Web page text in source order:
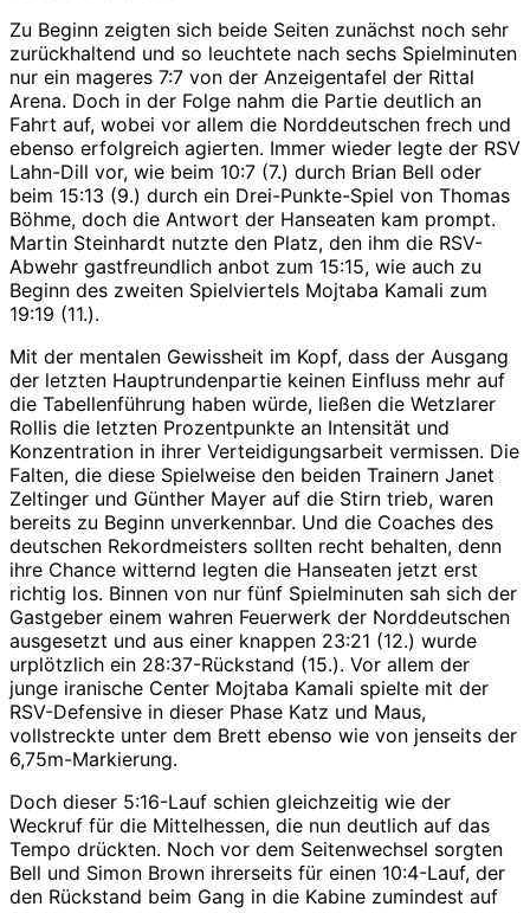
Zu Beginn zeigten sich beide Seiten zunächst noch sehr
zurückhaltend und so leuchtete nach sechs Spielminuten
nur ein mageres 7:7 von der Anzeigentafel der Rittal
Arena. Doch in der Folge nahm die Partie deutlich an
Fahrt auf, wobei vor allem die Norddeutschen frech und
ebenso erfolgreich agierten. Immer wieder legte der RSV
Lahn-Dill vor, wie beim 10:7 (7.) durch Brian Bell oder
beim 15:13 (9.) durch ein Drei-Punkte-Spiel von Thomas
Böhme, doch die Antwort der Hanseaten kam prompt.
Martin Steinhardt nutzte den Platz, den ihm die RSV-
Abwehr gastfreundlich anbot zum 15:15, wie auch zu
Beginn des zweiten Spielviertels Mojtaba Kamali zum
19:19 (11.).
Mit der mentalen Gewissheit im Kopf, dass der Ausgang
der letzten Hauptrundenpartie keinen Einfluss mehr auf
die Tabellenführung haben würde, ließen die Wetzlarer
Rollis die letzten Prozentpunkte an Intensität und
Konzentration in ihrer Verteidigungsarbeit vermissen. Die
Falten, die diese Spielweise den beiden Trainern Janet
Zeltinger und Günther Mayer auf die Stirn trieb, waren
bereits zu Beginn unverkennbar. Und die Coaches des
deutschen Rekordmeisters sollten recht behalten, denn
ihre Chance witternd legten die Hanseaten jetzt erst
richtig los. Binnen von nur fünf Spielminuten sah sich der
Gastgeber einem wahren Feuerwerk der Norddeutschen
ausgesetzt und aus einer knappen 23:21 (12.) wurde
urplötzlich ein 28:37-Rückstand (15.). Vor allem der
junge iranische Center Mojtaba Kamali spielte mit der
RSV-Defensive in dieser Phase Katz und Maus,
vollstreckte unter dem Brett ebenso wie von jenseits der
6,75m-Markierung.
Doch dieser 5:16-Lauf schien gleichzeitig wie der
Weckruf für die Mittelhessen, die nun deutlich auf das
Tempo drückten. Noch vor dem Seitenwechsel sorgten
Bell und Simon Brown ihrerseits für einen 10:4-Lauf, der
den Rückstand beim Gang in die Kabine zumindest auf